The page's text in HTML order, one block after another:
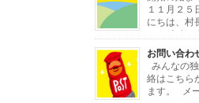
[…]
１１月２５
にちは、村
す。 本名
いますが、小さい頃ノブ
ノボちゃんといわれて
村ではノボ村長にしま
はある小さな会社の社
お問い合わ
みんなの
絡はこちら
ます。 メ